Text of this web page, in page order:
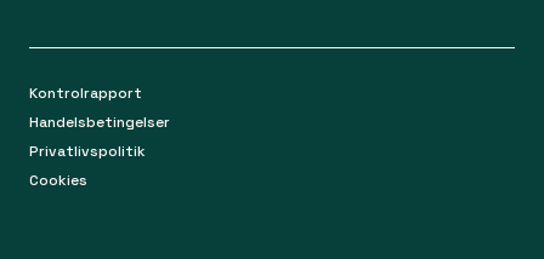
Kontrolrapport
Handelsbetingelser
Privatlivspolitik
Cookies